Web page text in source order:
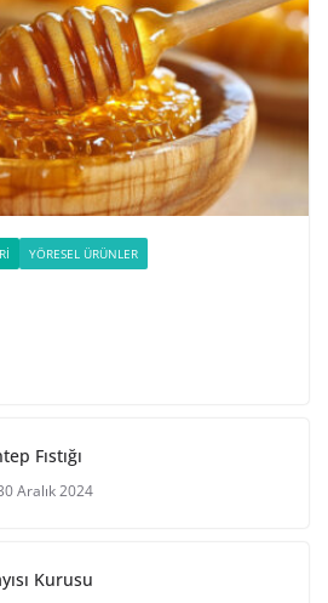
YÖRESEL ÜRÜNLER
Fıstığı
Aralık 2024
Kurusu